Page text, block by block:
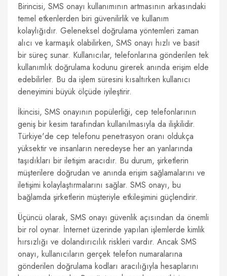
Birincisi, SMS onayı kullanımının artmasının arkasındaki
temel etkenlerden biri güvenilirlik ve kullanım
kolaylığıdır. Geleneksel doğrulama yöntemleri zaman
alıcı ve karmaşık olabilirken, SMS onayı hızlı ve basit
bir süreç sunar. Kullanıcılar, telefonlarına gönderilen tek
kullanımlık doğrulama kodunu girerek anında erişim elde
edebilirler. Bu da işlem süresini kısaltırken kullanıcı
deneyimini büyük ölçüde iyileştirir.
İkincisi, SMS onayının popülerliği, cep telefonlarının
geniş bir kesim tarafından kullanılmasıyla da ilişkilidir.
Türkiye'de cep telefonu penetrasyon oranı oldukça
yüksektir ve insanların neredeyse her an yanlarında
taşıdıkları bir iletişim aracıdır. Bu durum, şirketlerin
müşterilere doğrudan ve anında erişim sağlamalarını ve
iletişimi kolaylaştırmalarını sağlar. SMS onayı, bu
bağlamda şirketlerin müşteriyle etkileşimini güçlendirir.
Üçüncü olarak, SMS onayı güvenlik açısından da önemli
bir rol oynar. İnternet üzerinde yapılan işlemlerde kimlik
hırsızlığı ve dolandırıcılık riskleri vardır. Ancak SMS
onayı, kullanıcıların gerçek telefon numaralarına
gönderilen doğrulama kodları aracılığıyla hesaplarını